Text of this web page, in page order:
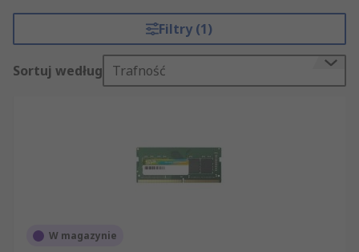
Filtry (1)
Sortuj według Trafność
W magazynie